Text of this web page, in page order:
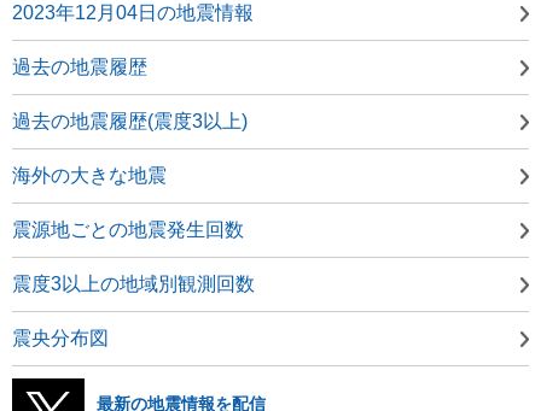
2023年12月04日の地震情報
過去の地震履歴
過去の地震履歴(震度3以上)
海外の大きな地震
震源地ごとの地震発生回数
震度3以上の地域別観測回数
震央分布図
最新の地震情報を配信